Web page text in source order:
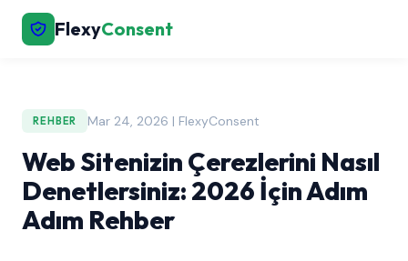
FlexyConsent
REHBER Mar 24, 2026 | FlexyConsent
Web Sitenizin Çerezlerini Nasıl
Denetlersiniz: 2026 İçin Adım
Adım Rehber